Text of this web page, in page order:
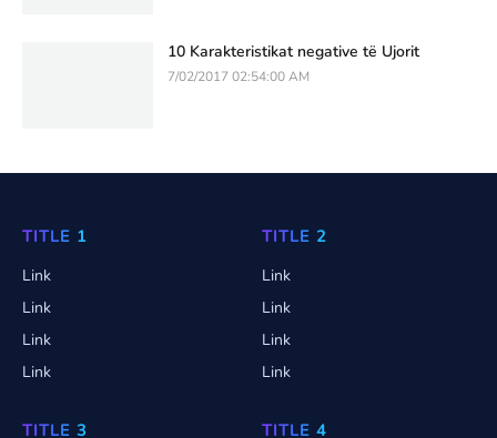
10 Karakteristikat negative të Ujorit
7/02/2017 02:54:00 AM
TITLE 1
Link
Link
Link
Link
TITLE 2
Link
Link
Link
Link
TITLE 3 TITLE 4